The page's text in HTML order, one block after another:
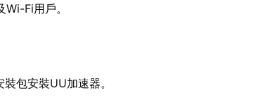
Fi用戶。
包安裝UU加速器。